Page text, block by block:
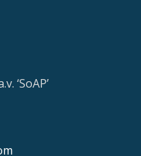
‘SoAP’